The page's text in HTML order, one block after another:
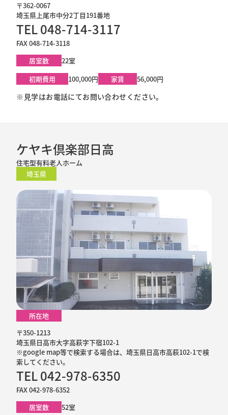
〒362-0067
埼玉県上尾市中分2丁目191番地
TEL 048-714-3117
FAX 048-714-3118
居室数
22室
初期費用
100,000円 家賃 56,000円
※見学はお電話にてお問い合わせください。
ケヤキ倶楽部日高
住宅型有料老人ホーム
埼玉県
所在地
〒350-1213
埼玉県日高市大字高萩字下宿102-1
※google map等で検索する場合は、埼玉県日高市高萩102-1で検
索してください。
TEL 042-978-6350
FAX 042-978-6352
居室数
52室